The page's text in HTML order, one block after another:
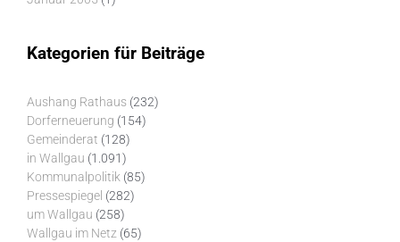
Kategorien für Beiträge
Aushang Rathaus (232)
Dorferneuerung (154)
Gemeinderat (128)
in Wallgau (1.091)
Kommunalpolitik (85)
Pressespiegel (282)
um Wallgau (258)
Wallgau im Netz (65)